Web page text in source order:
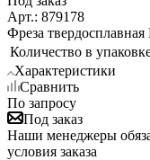
Арт.: 879178
Фреза
Количество в
Характеристики
Сравнить
По запросу
Под заказ
Наши менеджеры
условия заказа